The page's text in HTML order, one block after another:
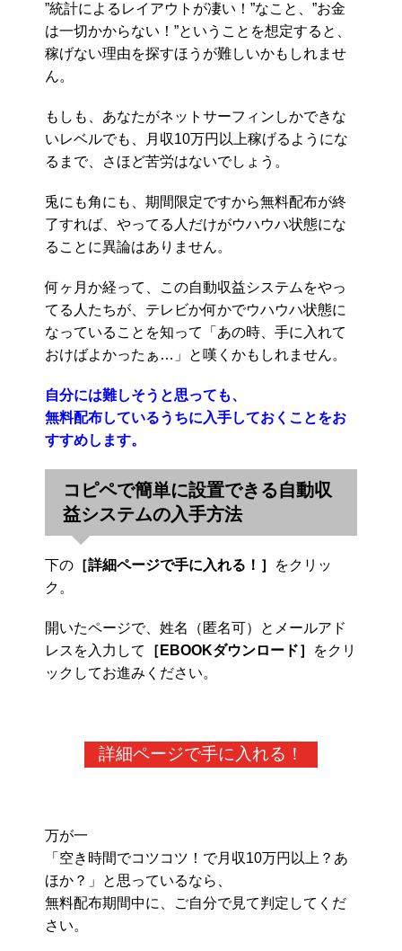
”統計によるレイアウトが凄い！”なこと、”お金
は一切かからない！”ということを想定すると、
稼げない理由を探すほうが難しいかもしれませ
ん。
もしも、あなたがネットサーフィンしかできな
いレベルでも、月収10万円以上稼げるようにな
るまで、さほど苦労はないでしょう。
兎にも角にも、期間限定ですから無料配布が終
了すれば、やってる人だけがウハウハ状態にな
ることに異論はありません。
何ヶ月か経って、この自動収益システムをやっ
てる人たちが、テレビか何かでウハウハ状態に
なっていることを知って「あの時、手に入れて
おけばよかったぁ…」と嘆くかもしれません。
自分には難しそうと思っても、
無料配布しているうちに入手しておくことをお
すすめします。
コピペで簡単に設置できる自動収
益システムの入手方法
下の ［詳細ページで手に入れる！］
をクリッ
ク。
開いたページで、姓名（匿名可）とメールアド
レスを入力して
［EBOOKダウンロード］
をクリ
ックしてお進みください。
詳細ページで手に入れる！
万が一
「空き時間でコツコツ！で月収10万円以上？あ
ほか？」と思っているなら、
無料配布期間中に、ご自分で見て判定してくだ
さい。